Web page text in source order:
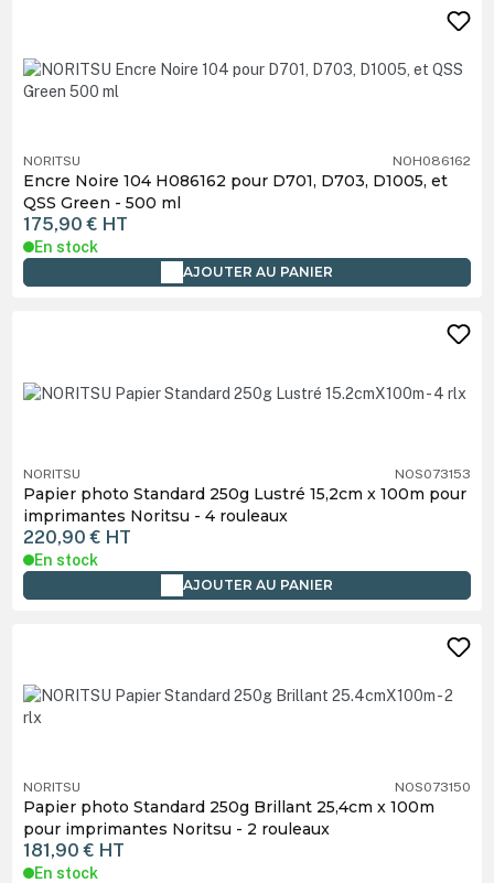
NORITSU NOH086162
Encre Noire 104 H086162 pour D701, D703, D1005, et
QSS Green - 500 ml
175,90 € HT
En stock
AJOUTER AU PANIER
NORITSU NOS073153
Papier photo Standard 250g Lustré 15,2cm x 100m pour
imprimantes Noritsu - 4 rouleaux
220,90 € HT
En stock
AJOUTER AU PANIER
NORITSU NOS073150
Papier photo Standard 250g Brillant 25,4cm x 100m
pour imprimantes Noritsu - 2 rouleaux
181,90 € HT
En stock